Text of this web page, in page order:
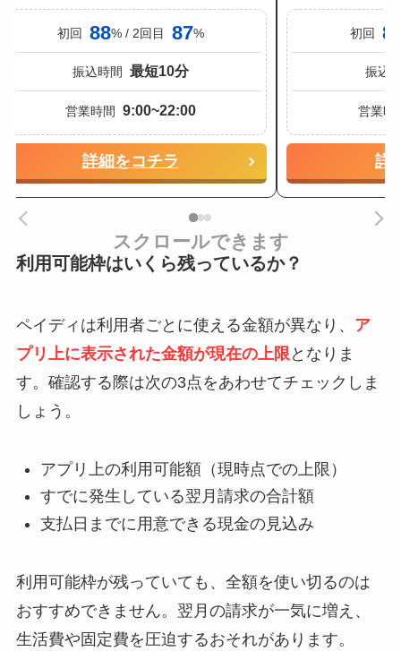
初回 88% / 2回目 87%
振込時間 最短10分
営業時間 9:00~22:00
詳細をコチラ
初回
振込
営業時
詳
スクロールできます
利用可能枠はいくら残っているか？
ペイディは利用者ごとに使える金額が異なり、 ア
プリ上に表示された金額が現在の上限となりま
す。確認する際は次の3点をあわせてチェックしま
しょう。
アプリ上の利用可能額（現時点での上限）
すでに発生している翌月請求の合計額
支払日までに用意できる現金の見込み
利用可能枠が残っていても、全額を使い切るのは
おすすめできません。翌月の請求が一気に増え、
生活費や固定費を圧迫するおそれがあります。